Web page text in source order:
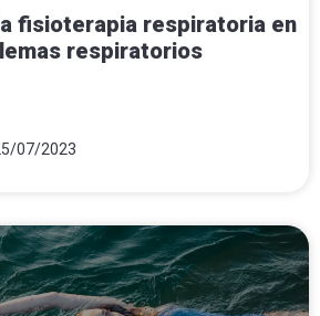
fisioterapia respiratoria en
respiratorios
07/2023